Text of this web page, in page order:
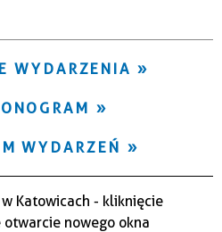
WYDARZENIA
WYDARZEŃ